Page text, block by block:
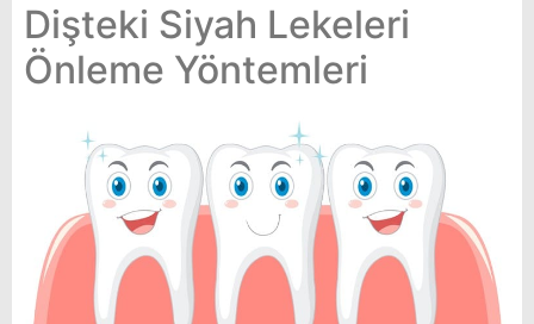
Dişteki Siyah Lekeleri
Önleme Yöntemleri